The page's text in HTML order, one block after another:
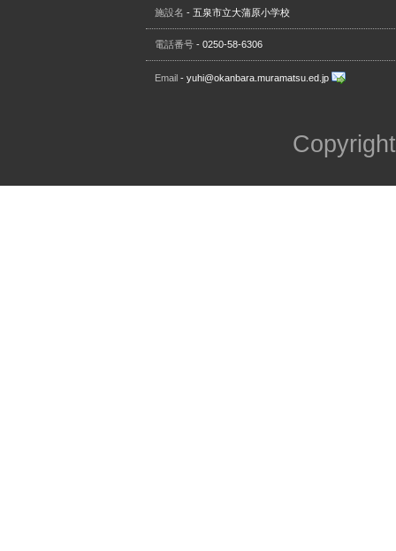
施設名 - 五泉市立大蒲原小学校
電話番号 - 0250-58-6306
Email - yuhi@okanbara.muramatsu.ed.jp